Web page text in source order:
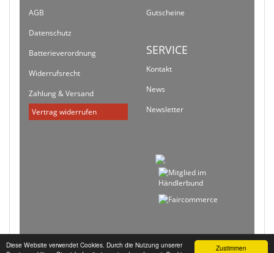
Zustimmen
Diese Website verwendet Cookies. Durch die Nutzung unserer
AGB
Datenschutz
Batterieverordnung
Widerrufsrecht
Zahlung & Versand
Vertrag widerrufen
Gutscheine
SERVICE
Kontakt
News
Newsletter